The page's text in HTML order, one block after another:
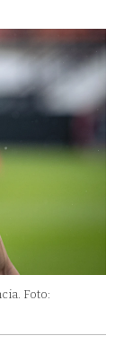
Foto: